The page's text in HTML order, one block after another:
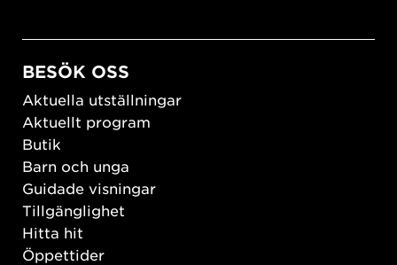
BESÖK OSS
Aktuella utställningar
Aktuellt program
Butik
Barn och unga
Guidade visningar
Tillgänglighet
Hitta hit
Öppettider